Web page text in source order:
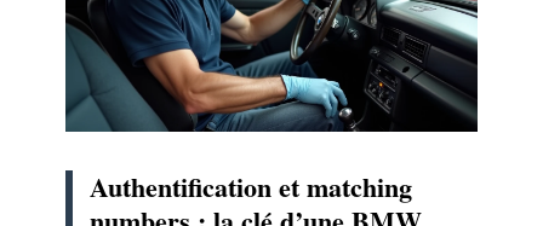
Authentification et matching